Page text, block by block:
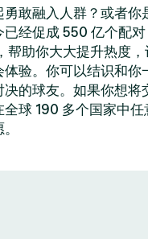
敢融入人群？或者
经促成 550 亿个配对
帮助你大大提升热度
验。你可以结识和
的球友。如果你想
全球 190 多个国家中